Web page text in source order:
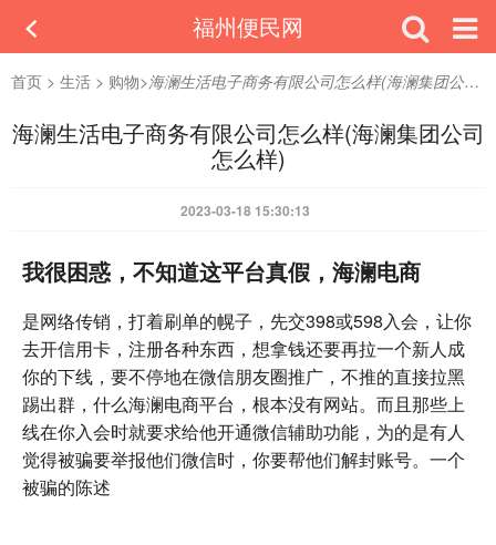
福州便民网
首页 > 生活 > 购物>海澜生活电子商务有限公司怎么样(海澜集团公司怎么样)
海澜生活电子商务有限公司怎么样(海澜集团公司
怎么样)
2023-03-18 15:30:13
我很困惑，不知道这平台真假，海澜电商
是网络传销，打着刷单的幌子，先交398或598入会，让你
去开信用卡，注册各种东西，想拿钱还要再拉一个新人成
你的下线，要不停地在微信朋友圈推广，不推的直接拉黑
踢出群，什么海澜电商平台，根本没有网站。而且那些上
线在你入会时就要求给他开通微信辅助功能，为的是有人
觉得被骗要举报他们微信时，你要帮他们解封账号。一个
被骗的陈述